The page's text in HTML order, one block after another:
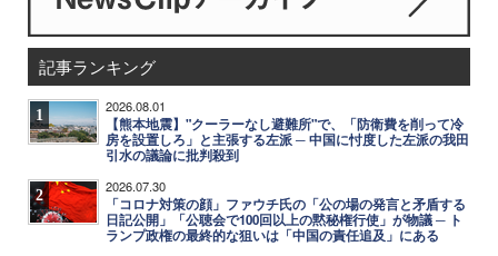
記事ランキング
1 2026.08.01
【熊本地震】"クーラーなし避難所"で、「防衛費を削って冷
房を設置しろ」と主張する左派 ─ 中国に忖度した左派の我田
引水の議論に批判殺到
2 2026.07.30
「コロナ対策の顔」ファウチ氏の「公の場の発言と矛盾する
日記公開」「公聴会で100回以上の黙秘権行使」が物議 ─ ト
ランプ政権の最終的な狙いは「中国の責任追及」にある